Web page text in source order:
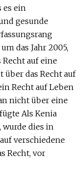
es ein
gesunde
das Jahr 2005,
Recht auf eine
über das Recht auf
Recht auf Leben
nicht über eine
Als Kenia
wurde dies in
verschiedene
Recht, vor